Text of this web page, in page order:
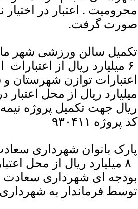
محرومیت . اعتبار در
صورت گرفت.
تکمیل سالن ورزشی شهر
ریال جهت تکمیل پروژه
کد پروژه ۹۳۰۴۱۱
پارک بانوان شهرداری
توسط فرماندار به